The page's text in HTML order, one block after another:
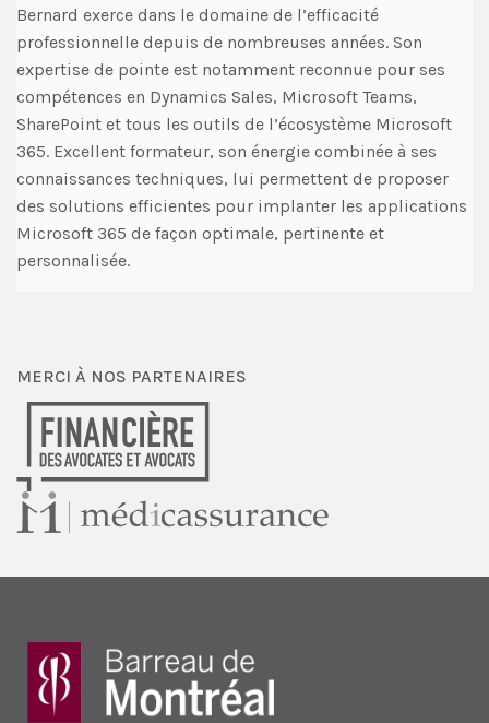
Bernard exerce dans le domaine de l’efficacité
professionnelle depuis de nombreuses années. Son
expertise de pointe est notamment reconnue pour ses
compétences en Dynamics Sales, Microsoft Teams,
SharePoint et tous les outils de l’écosystème Microsoft
365. Excellent formateur, son énergie combinée à ses
connaissances techniques, lui permettent de proposer
des solutions efficientes pour implanter les applications
Microsoft 365 de façon optimale, pertinente et
personnalisée.
MERCI À NOS PARTENAIRES